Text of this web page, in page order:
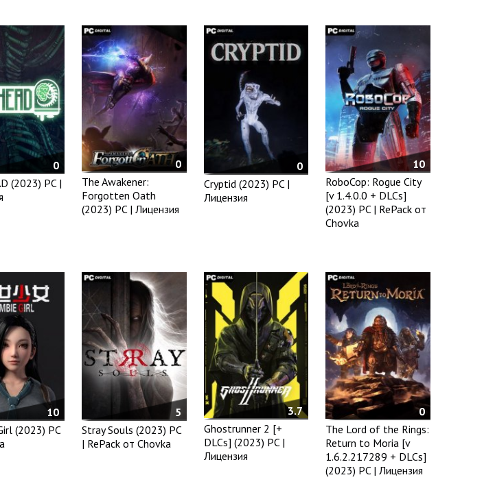
0
(2023) PC |
0
The Awakener:
Forgotten Oath
(2023) PC | Лицензия
0
Cryptid (2023) PC |
Лицензия
10
RoboCop: Rogue City
[v 1.4.0.0 + DLCs]
(2023) PC | RePack от
Chovka
10
(2023) PC
5
Stray Souls (2023) PC
| RePack от Chovka
3.7
Ghostrunner 2 [+
DLCs] (2023) PC |
Лицензия
0
The Lord of the Rings:
Return to Moria [v
1.6.2.217289 + DLCs]
(2023) PC | Лицензия